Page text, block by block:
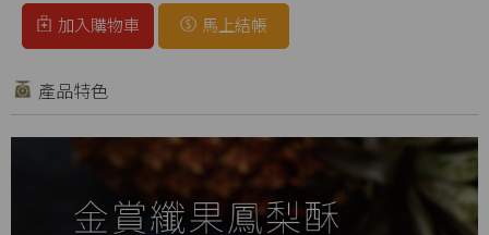
加入購物車 馬上結帳
產品特色